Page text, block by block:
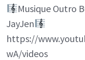
Musique Outro
JayJen
https://
wA/videos